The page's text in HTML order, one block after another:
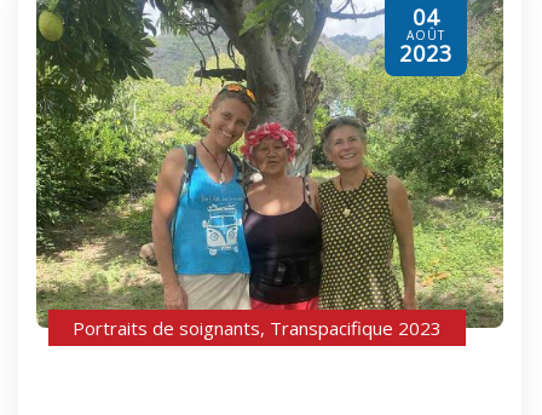
04
AOÛT
2023
Portraits de soignants, Transpacifique 2023